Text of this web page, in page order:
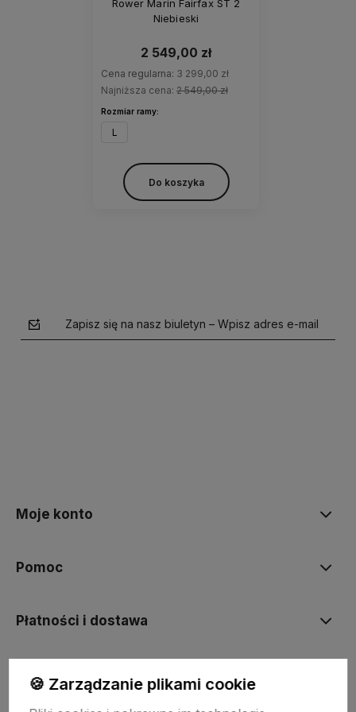
Rower Marin Fairfax ST 2
Niebieski
2 549,00 zł
Cena regularna: 3 299,00 zł
Najniższa cena: 2 549,00 zł
Rozmiar ramy:
L
Do koszyka
Zapisz się na nasz biuletyn – Wpisz adres e-mail
Moje konto
Pomoc
Płatności i dostawa
Informacje
🍪 Zarządzanie plikami cookie